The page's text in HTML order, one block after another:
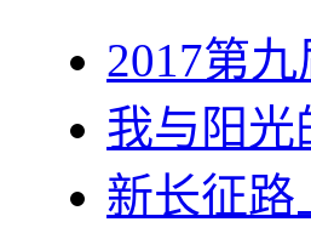
2017第
我与阳光
新长征路